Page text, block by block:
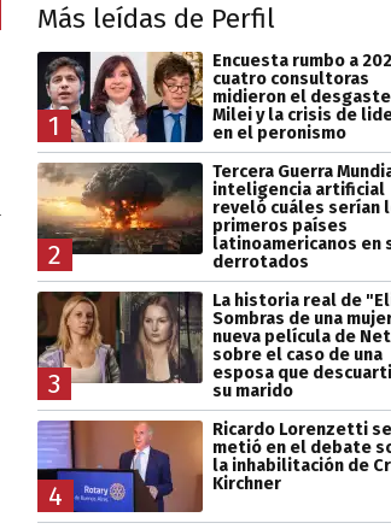
Más leídas de Perfil
1
Encuesta rumbo a
cuatro consultoras
midieron el
Milei y la crisis de
en el peronismo
2
Tercera Guerra
inteligencia artificial
reveló cuáles serían
primeros países
latinoamericanos en
derrotados
3
La historia real de
Sombras de una
nueva película de
sobre el caso de una
esposa que
su marido
4
Ricardo Lorenzetti se
metió en el debate
la inhabilitación de
Kirchner